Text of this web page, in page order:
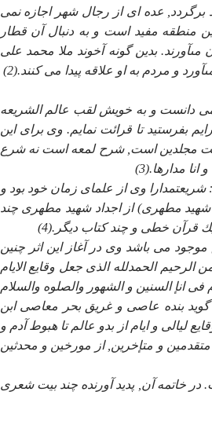
عده اى از رجال شهر اجازه نمى
منطقه مفيد است و به دنبال آن قطار
بدين گونه آخوند ملا محمد على
و مردم به او علاقه پيدا مى كنند.(2)
دانست و به خويش لقب عالم الشريعه
بفرستيد تا قرائت نمايم. وى براى اين
نيست مجلدين است, شرح لمعه است نه شرع
مدارها.(3)
وى از علماى زمان خود بود و
مطهرى) از اجداد شهيد مطهرى چند
قرآن خطى و چند كتاب ديگر.(4)
مى باشد وى در آغاز اين اثر چنين
الرحيم الحمدلله الذى جعل وقايع الايام
فى انإ السنين و الشهور والصلوه والسلام
گويد بنده عاصى و غريق بحر معاصى ابن
ليالى و ايام از بدو عالم تا هبوط آدم و
و متإخرين, از مورخين و محدثين
دارد كه در 1004 صفحه تنظيم شده است. در خاتمه آن, پديد آورنده چند بيت شعرى